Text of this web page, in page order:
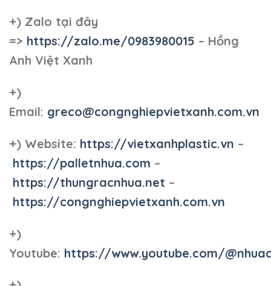
+) Zalo tại đây
=> https://zalo.me/0983980015 – Hồng
Anh Việt Xanh
+)
Email: greco@congnghiepvietxanh.com.vn
+) Website: https://vietxanhplastic.vn –
https://palletnhua.com –
https://thungracnhua.net –
https://congnghiepvietxanh.com.vn
+)
Youtube: https://www.youtube.com/